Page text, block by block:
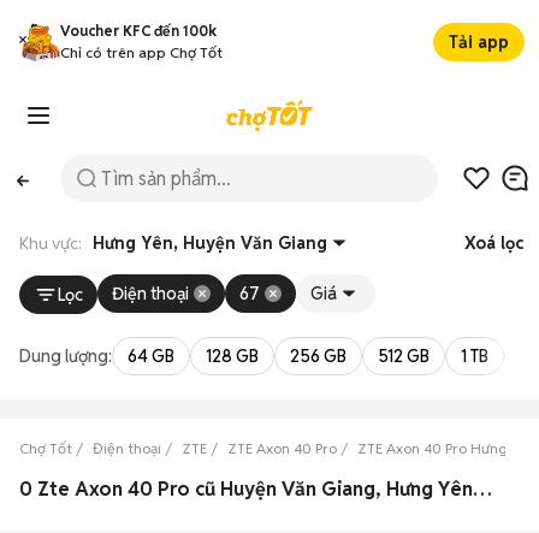
Voucher KFC đến 100k
Chỉ có trên app Chợ Tốt
Tải app
Khu vực: Hưng Yên, Huyện Văn Giang Xoá lọc
Lọc Điện thoại 67 Giá
Dung lượng: 64 GB 128 GB 256 GB 512 GB 1 TB
Chợ Tốt Điện thoại ZTE ZTE Axon 40 Pro ZTE Axon 40 Pro Hưng Yên
0 Zte Axon 40 Pro cũ Huyện Văn Giang, Hưng Yên đẹp